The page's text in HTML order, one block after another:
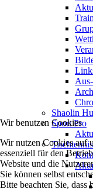
Shaolin
Sport Pro
Tischtennis
Wir benutzen Cookies
Wir nutzen Cookies auf
essenziell für den
Website und die
Sie können selbst
Bitte beachten Sie,